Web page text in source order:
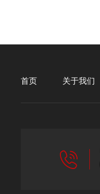
首页 关于我们